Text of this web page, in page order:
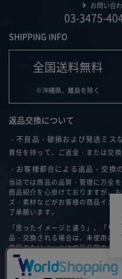
お問い合
03-3475-
SHIPPING INFO
全国送料無料
※沖縄県、離島を除く
返品交換について
・不良品・破損および発送ミス
責任を持って、ご返金・または交換
・お客様都合による返品・交換
当店では商品の品質・管理に万全
商品紹介を心掛けておりますが、
ズ・素材などがお客様の商品イメ
了承願います。
「思ったイメージと違う」、「サ
品・交換される場合は、未使用の
電話またはメールにて返品理由をご
返品・交換について詳細はこちら